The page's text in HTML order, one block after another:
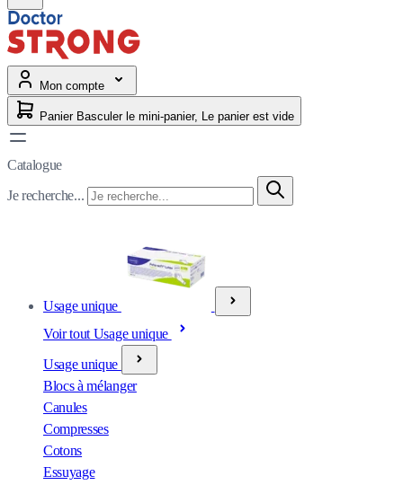
Mon compte
Panier Basculer le mini-panier, Le panier est vide
Catalogue
Je recherche...
Usage unique
Voir tout Usage unique
Usage unique
Blocs à mélanger
Canules
Compresses
Cotons
Essuyage